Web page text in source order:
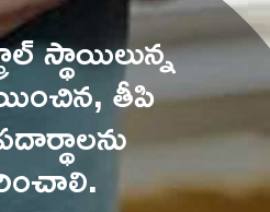
స్థాయిలున్న
తీపి